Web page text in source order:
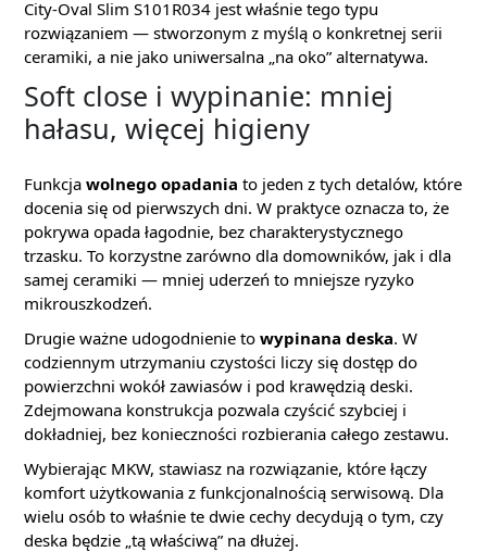
City-Oval Slim S101R034 jest właśnie tego typu
rozwiązaniem — stworzonym z myślą o konkretnej serii
ceramiki, a nie jako uniwersalna „na oko” alternatywa.
Soft close i wypinanie: mniej
hałasu, więcej higieny
Funkcja wolnego opadania to jeden z tych detalów, które
docenia się od pierwszych dni. W praktyce oznacza to, że
pokrywa opada łagodnie, bez charakterystycznego
trzasku. To korzystne zarówno dla domowników, jak i dla
samej ceramiki — mniej uderzeń to mniejsze ryzyko
mikrouszkodzeń.
Drugie ważne udogodnienie to wypinana deska. W
codziennym utrzymaniu czystości liczy się dostęp do
powierzchni wokół zawiasów i pod krawędzią deski.
Zdejmowana konstrukcja pozwala czyścić szybciej i
dokładniej, bez konieczności rozbierania całego zestawu.
Wybierając MKW, stawiasz na rozwiązanie, które łączy
komfort użytkowania z funkcjonalnością serwisową. Dla
wielu osób to właśnie te dwie cechy decydują o tym, czy
deska będzie „tą właściwą” na dłużej.